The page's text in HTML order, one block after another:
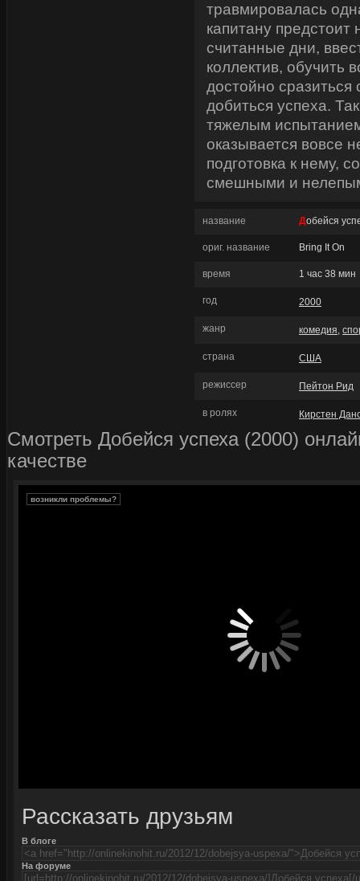
травмировалась
капитану предстоит
считанные дни,
коллектив, обучить
достойно
добиться успеха.
тяжелым
оказывается вовсе
подготовка к нему,
смешными и
название Добейся
ориг. название Bring It On
время 1 час 38 мин
год 2000
жанр комедия,
страна США
режиссер Пейтон Рид
в ролях Кирстен
Смотреть Добейся успеха (2000)
качестве
возникли проблемы?
Рассказать друзьям
В блоге
На форуме